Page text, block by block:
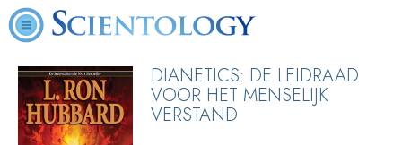
DIANETICS: DE LEIDRAAD
VOOR HET MENSELIJK
VERSTAND